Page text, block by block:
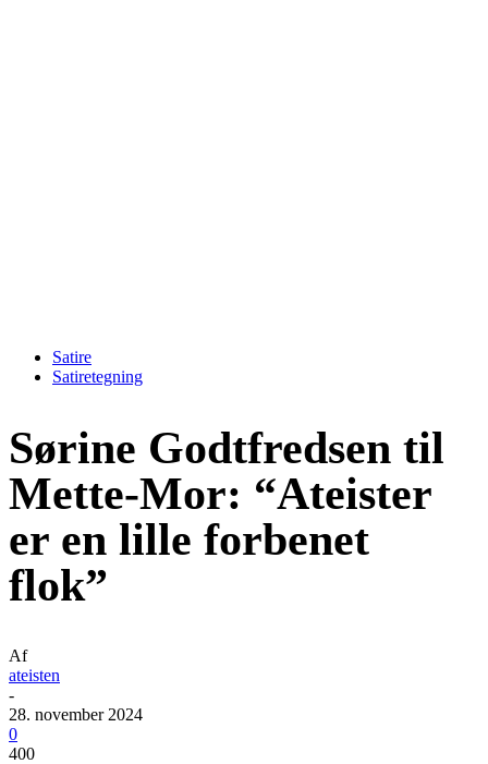
Satire
Satiretegning
Sørine Godtfredsen til
Mette-Mor: “Ateister
er en lille forbenet
flok”
Af
ateisten
-
28. november 2024
0
400